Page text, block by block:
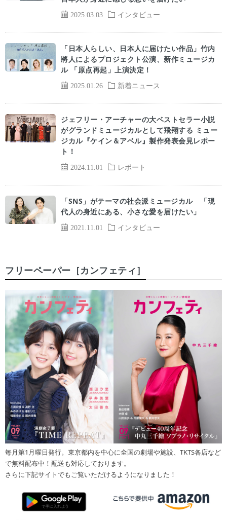
2025.03.03 インタビュー
2025.01.26 新着ニュース
「日本人らしい、日本人に届けたい作品」竹内
將人によるプロジェクト公演、新作ミュージカ
ル 「原点再起」上演決定！
2024.11.01 レポート
ジェフリー・アーチャーの大ベストセラー小説
がグランドミュージカルとして飛翔する ミュー
ジカル『ケイン＆アベル』製作発表会見レポー
ト！
2021.11.01 インタビュー
「SNS」がテーマの社会派ミュージカル 「現
代人の身近にある、小さな愛を届けたい」
フリーペーパー［カンフェティ］
毎月第1月曜日発行。東京都内を中心に全国の劇場や施設、TKTS各店など
で無料配布中！配送も対応しております。
さらに下記サイトでもご覧いただけるようになりました！